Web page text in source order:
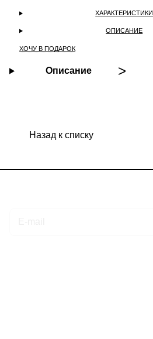
ХАРАКТЕРИСТИКИ
ОПИСАНИЕ
ХОЧУ В ПОДАРОК
Описание
Назад к списку